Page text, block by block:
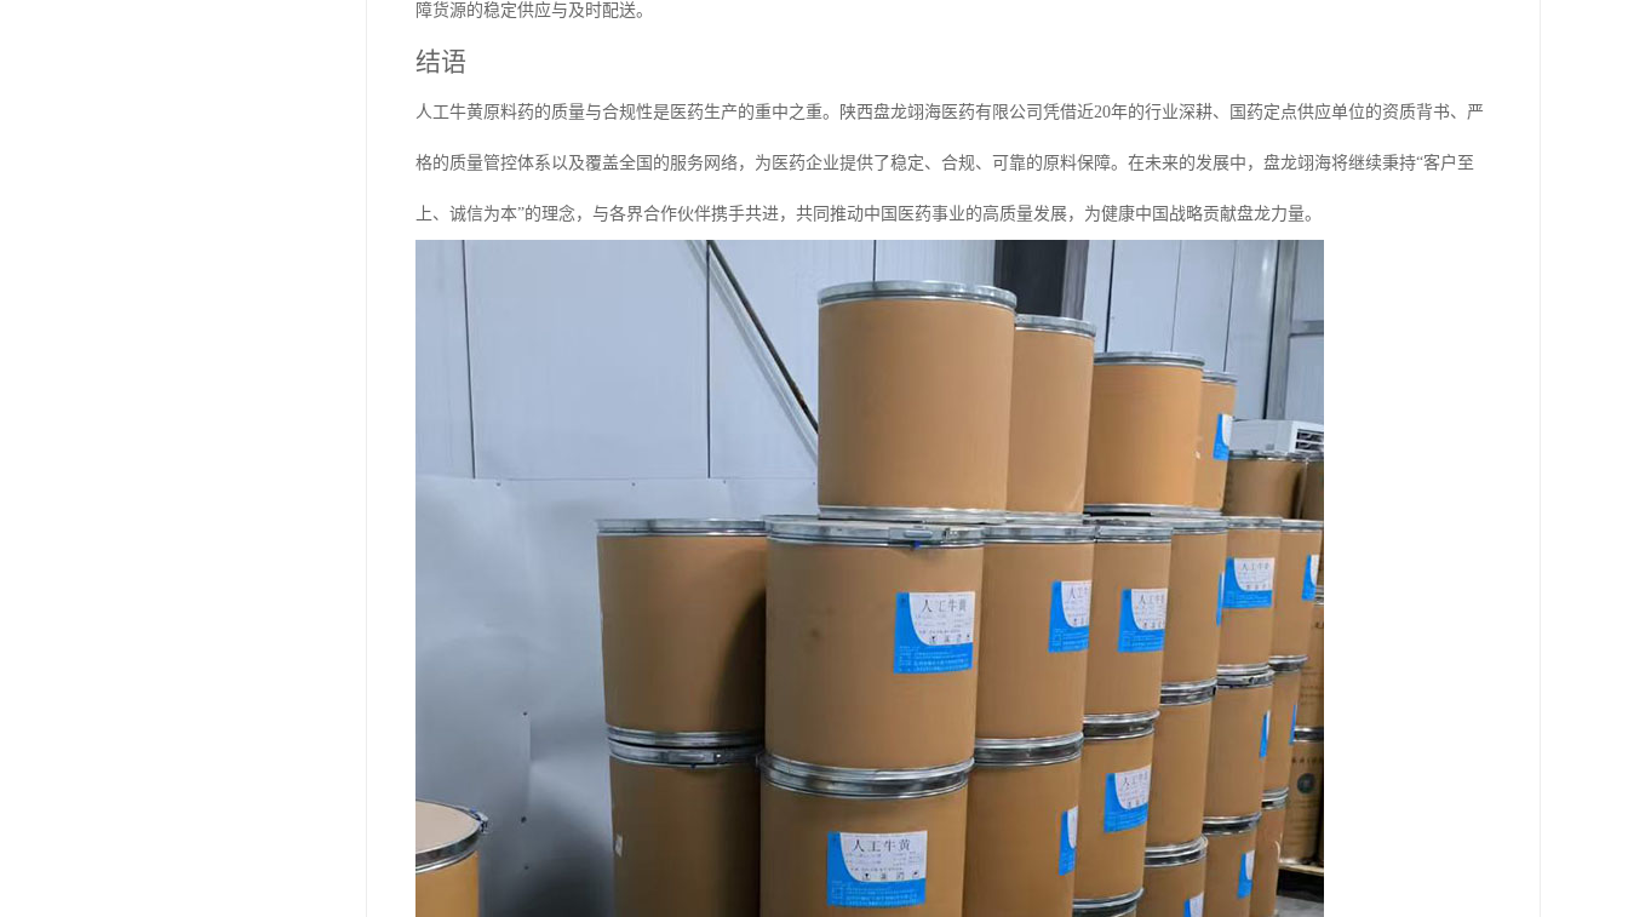
障货源的稳定供应与及时配送。
结语
人工牛黄原料药的质量与合规性是医药生产的重中之重。陕西盘龙翊海医药有限公司凭借近20年的行业深耕、国药定点供应单位的资质背书、严
格的质量管控体系以及覆盖全国的服务网络，为医药企业提供了稳定、合规、可靠的原料保障。在未来的发展中，盘龙翊海将继续秉持“客户至
上、诚信为本”的理念，与各界合作伙伴携手共进，共同推动中国医药事业的高质量发展，为健康中国战略贡献盘龙力量。